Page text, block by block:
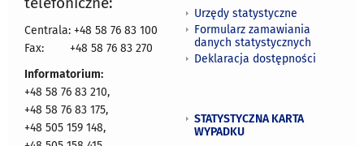
Centrala: +48 58 76 83 100
Fax:
+48 58 76 83 270
Informatorium:
+48 58 76 83 210,
+48 58 76 83 175,
+48 505 159 148,
Urzędy statystyczne
Formularz zamawiania
danych statystycznych
Deklaracja dostępności
STATYSTYCZNA KARTA
WYPADKU